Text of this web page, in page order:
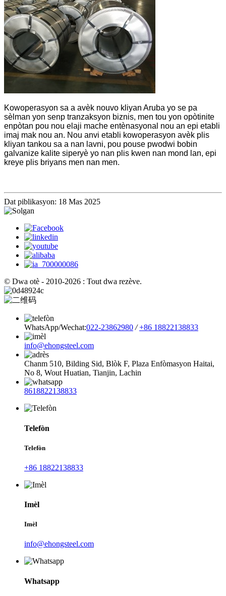
Kowoperasyon sa a avèk nouvo kliyan Aruba yo se pa
sèlman yon senp tranzaksyon biznis, men tou yon opòtinite
enpòtan pou nou elaji mache entènasyonal nou an epi etabli
imaj mak nou an. Nou anvi etabli kowoperasyon avèk plis
kliyan tankou sa a nan lavni, pou pouse pwodwi bobin
galvanize kalite siperyè yo nan plis kwen nan mond lan, epi
kreye plis briyans men nan men.
Dat piblikasyon: 18 Mas 2025
© Dwa otè - 2010-2026 : Tout dwa rezève.
WhatsApp/Wechat:022-23862980 / +86 18822138833
info@ehongsteel.com
Chanm 510, Bilding Sid, Blòk F, Plaza Enfòmasyon Haitai,
No 8, Wout Huatian, Tianjin, Lachin
8618822138833
Telefòn
Telefòn
+86 18822138833
Imèl
Imèl
info@ehongsteel.com
Whatsapp